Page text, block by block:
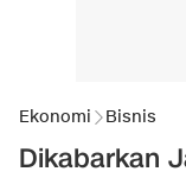
Ekonomi Bisnis
Dikabarkan